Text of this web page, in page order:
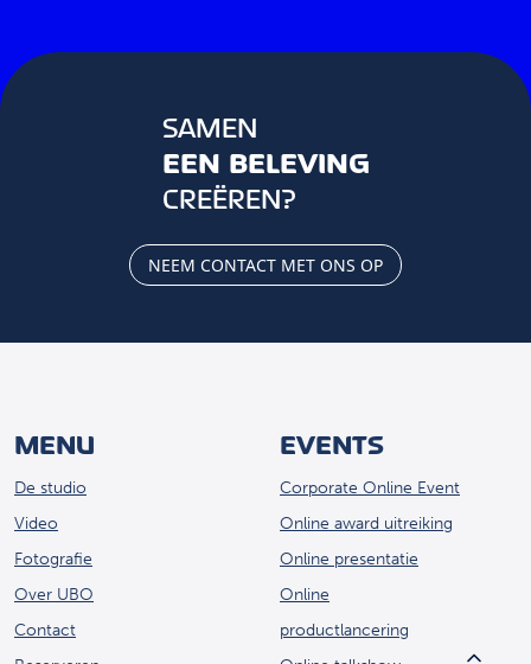
SAMEN
EEN BELEVING
CREËREN?
NEEM CONTACT MET ONS OP
MENU
De studio
Video
Fotografie
Over UBO
Contact
EVENTS
Corporate Online Event
Online award uitreiking
Online presentatie
Online
productlancering